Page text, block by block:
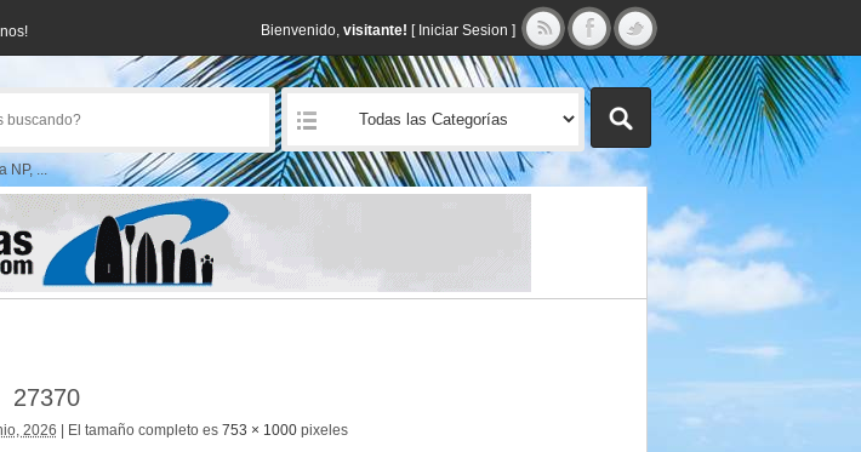
Bienvenido, visitante! [ Iniciar Sesion ]
NP, ...
27370
2026 El tamaño completo es 753 × 1000pixeles